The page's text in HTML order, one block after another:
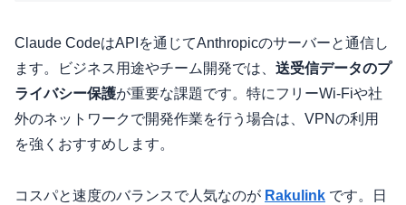
Claude CodeはAPIを通じてAnthropicのサーバーと通信し
ます。ビジネス用途やチーム開発では、 送受信データのプ
ライバシー保護が重要な課題です。特にフリーWi-Fiや社
外のネットワークで開発作業を行う場合は、VPNの利用
を強くおすすめします。
コスパと速度のバランスで人気なのが Rakulink です。日